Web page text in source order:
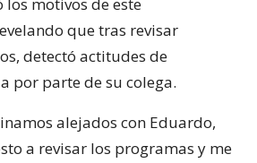
que tras revisar
detectó actitudes de
por parte de su colega.
alejados con Eduardo,
a revisar los programas y me